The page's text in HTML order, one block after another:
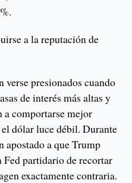
a la reputación de
verse presionados cuando
de interés más altas y
a comportarse mejor
dólar luce débil. Durante
apostado a que Trump
Fed partidario de recortar
exactamente contraria.